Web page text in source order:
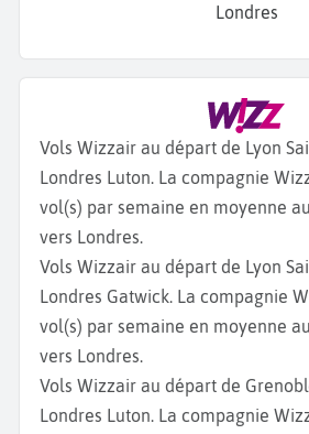
Londres
Vols Wizzair au départ de Lyon
Londres Luton. La compagnie
vol(s) par semaine en moyenne
vers Londres.
Vols Wizzair au départ de Lyon
Londres Gatwick. La compagnie
vol(s) par semaine en moyenne
vers Londres.
Vols Wizzair au départ de
Londres Luton. La compagnie